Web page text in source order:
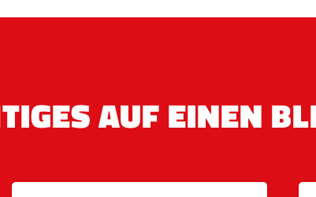
AUF EINEN